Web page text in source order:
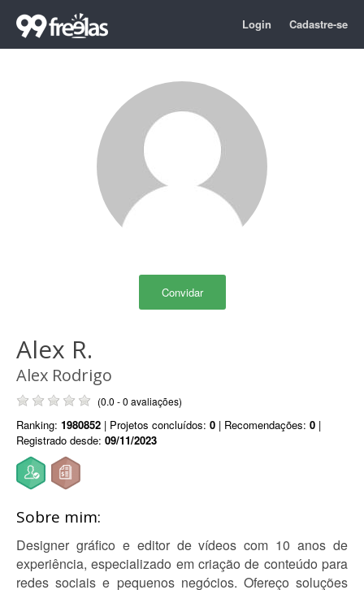
Login Cadastre-se
Convidar
Alex R.
Alex Rodrigo
(0.0 - 0 avaliações)
Ranking: 1980852 | Projetos concluídos: 0 | Recomendações: 0 |
Registrado desde: 09/11/2023
Sobre mim:
Designer gráfico e editor de vídeos com 10 anos de
experiência, especializado em criação de conteúdo para
redes sociais e pequenos negócios. Ofereço soluções